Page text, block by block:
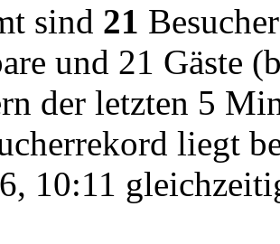
sind 21
und 21 Gäste
der letzten 5
liegt
10:11